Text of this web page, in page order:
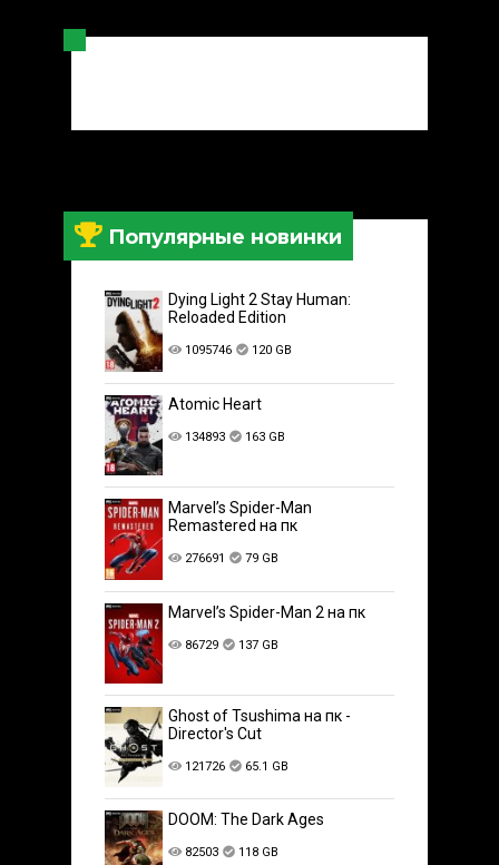
Популярные новинки
Dying Light 2 Stay Human:
Reloaded Edition
1095746 120 GB
Atomic Heart
134893 163 GB
Marvel’s Spider-Man
Remastered на пк
276691 79 GB
Marvel’s Spider-Man 2 на пк
86729 137 GB
Ghost of Tsushima на пк -
Director's Cut
121726 65.1 GB
DOOM: The Dark Ages
82503 118 GB